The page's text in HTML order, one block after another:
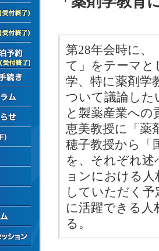
第28年会時に、
て」をテーマと
学、特に薬剤学
ついて議論した
と製薬産業への
恵美教授に「薬
穂子教授から「
を、それぞれ述
ョンにおける人
していただく
に活躍できる人
る。